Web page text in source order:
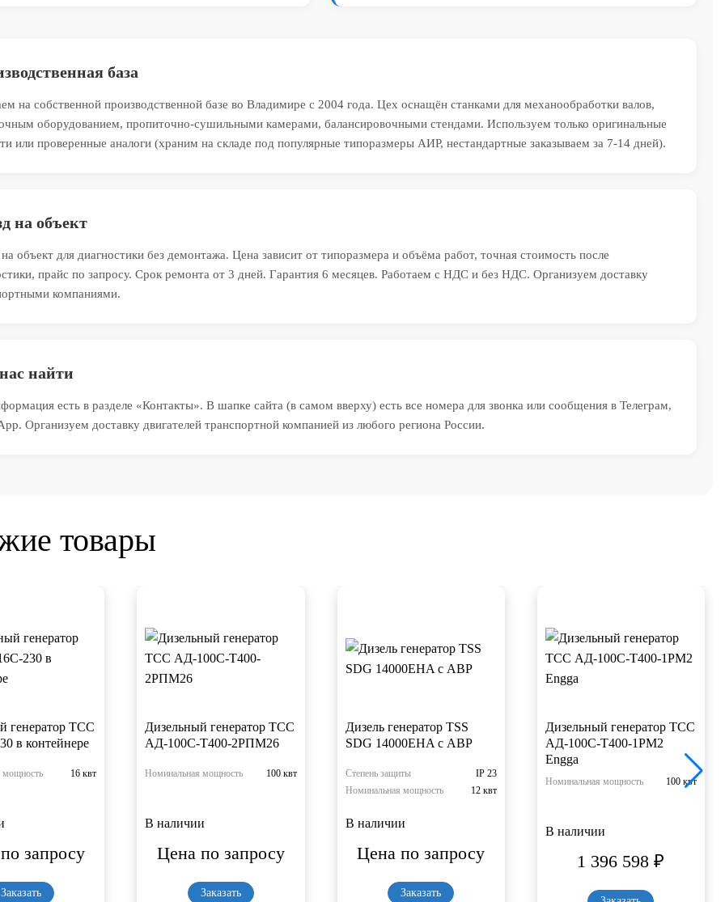
база
на собственной производственной базе во Владимире с 2004 года. Цех оснащён станками для механообработки валов,
оборудованием, пропиточно-сушильными камерами, балансировочными стендами. Используем только оригинальные
или проверенные аналоги (храним на складе под популярные типоразмеры АИР, нестандартные заказываем за 7-14 дней).
на объект
объект для диагностики без демонтажа. Цена зависит от типоразмера и объёма работ, точная стоимость после
прайс по запросу. Срок ремонта от 3 дней. Гарантия 6 месяцев. Работаем с НДС и без НДС. Организуем доставку
компаниями.
найти
есть в разделе «Контакты». В шапке сайта (в самом вверху) есть все номера для звонка или сообщения в Телеграм,
Организуем доставку двигателей транспортной компанией из любого региона России.
товары
генератор ТСС
в контейнере
мощность 16 квт
запросу
Заказать
Дизельный генератор ТСС
АД-100С-Т400-2РПМ26
Номинальная мощность 100 квт
В наличии
Цена по запросу
Заказать
Дизель генератор TSS
SDG 14000EHA с АВР
Степень защиты
IP 23
Номинальная мощность
12 квт
В наличии
Цена по запросу
Заказать
Дизельный генератор ТСС
АД-100С-Т400-1РМ2
Engga
Номинальная мощность 100 квт
В наличии
1 396 598 ₽